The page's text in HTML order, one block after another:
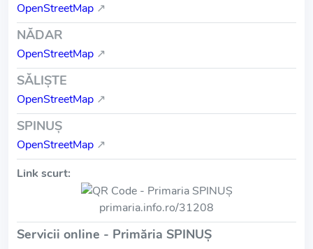
OpenStreetMap ↗
NĂDAR
OpenStreetMap ↗
SĂLIŞTE
OpenStreetMap ↗
SPINUŞ
OpenStreetMap ↗
Link scurt:
primaria.info.ro/31208
Servicii online - Primăria SPINUŞ